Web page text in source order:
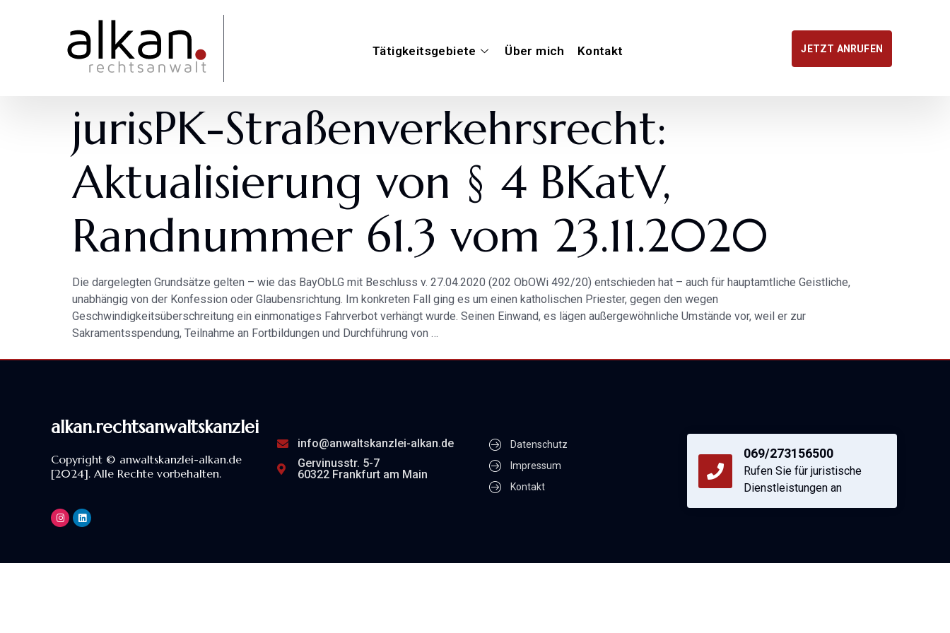
Tätigkeitsgebiete Über mich Kontakt JETZT ANRUFEN
jurisPK-Straßenverkehrsrecht:
Aktualisierung von § 4 BKatV,
Randnummer 61.3 vom 23.11.2020
Die dargelegten Grundsätze gelten – wie das BayObLG mit Beschluss v. 27.04.2020 (202 ObOWi 492/20) entschieden hat – auch für hauptamtliche Geistliche,
unabhängig von der Konfession oder Glaubensrichtung. Im konkreten Fall ging es um einen katholischen Priester, gegen den wegen
Geschwindigkeitsüberschreitung ein einmonatiges Fahrverbot verhängt wurde. Seinen Einwand, es lägen außergewöhnliche Umstände vor, weil er zur
Sakramentsspendung, Teilnahme an Fortbildungen und Durchführung von …
alkan.rechtsanwaltskanzlei
Copyright © anwaltskanzlei-alkan.de
[2024]. Alle Rechte vorbehalten.
info@anwaltskanzlei-alkan.de
Gervinusstr. 5-7
60322 Frankfurt am Main
Datenschutz
Impressum
Kontakt
069/273156500
Rufen Sie für juristische
Dienstleistungen an